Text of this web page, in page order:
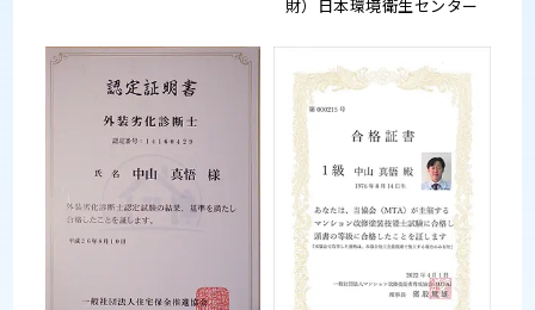
財）日本環境衛生センター